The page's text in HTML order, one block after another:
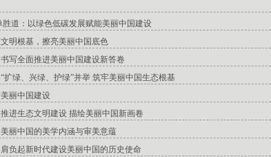
胜道：以绿色低碳发展赋能美丽中国建设
明根基，擦亮美丽中国底色
写全面推进美丽中国建设新答卷
扩绿、兴绿、护绿”并举 筑牢美丽中国生态根基
丽中国建设
进生态文明建设 描绘美丽中国新画卷
丽中国的美学内涵与审美意蕴
负起新时代建设美丽中国的历史使命